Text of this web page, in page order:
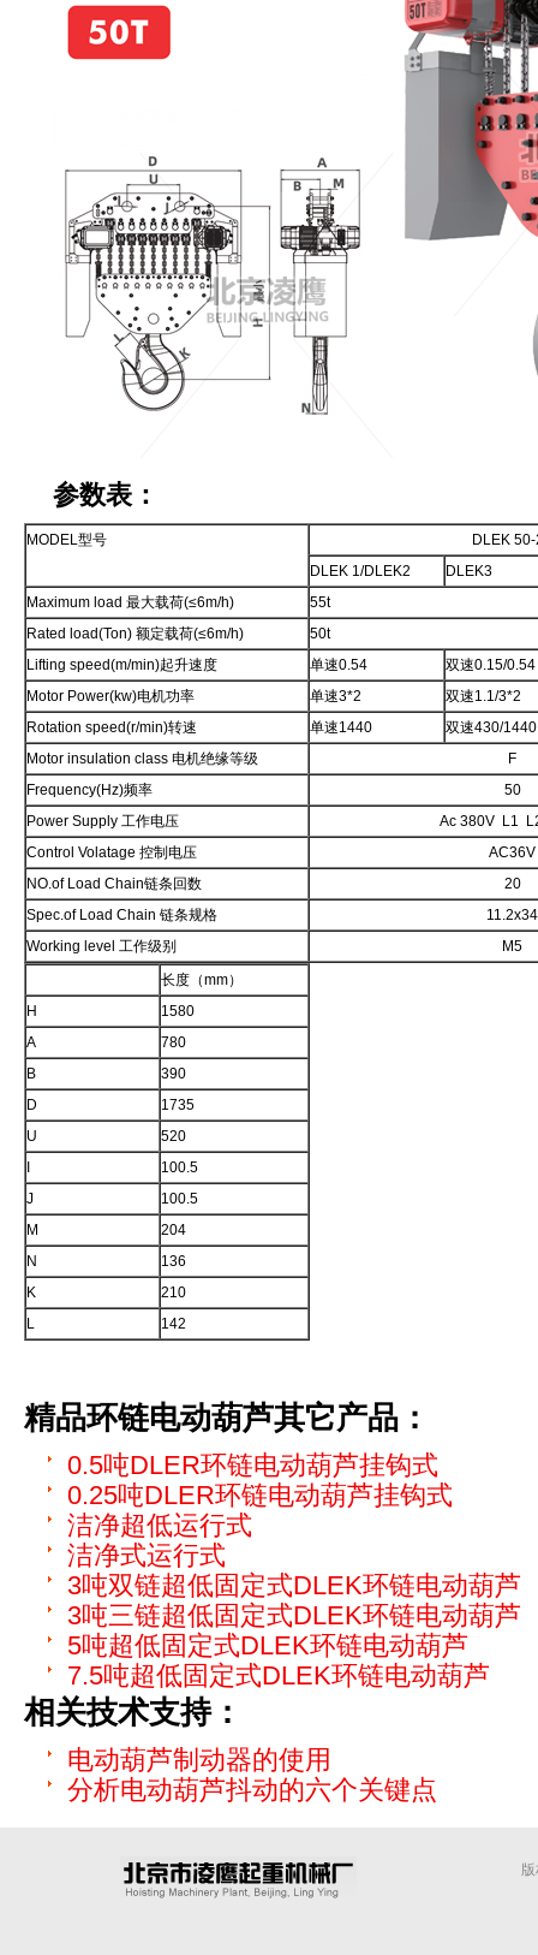
参数表：
MODEL型号
DLEK
DLEK 1/DLEK2
DLEK3
Maximum load 最大载荷(≤6m/h)
55t
Rated load(Ton) 额定载荷(≤6m/h)
50t
Lifting speed(m/min)起升速度
单速0.54
双速0.15/0.54
Motor Power(kw)电机功率
单速3*2
双速1.1/3*2
Rotation speed(r/min)转速
单速1440
双速430/1440
Motor insulation class 电机绝缘等级
F
Frequency(Hz)频率
50
Power Supply 工作电压
Ac 380V L1
Control Volatage 控制电压
AC36V
NO.of Load Chain链条回数
20
Spec.of Load Chain 链条规格
11.2x34
Working level 工作级别
M5
长度（mm）
H
1580
A
780
B
390
D
1735
U
520
100.5
J
100.5
M
204
N
136
K
210
L
142
精品环链电动葫芦其它产品：
0.5吨DLER环链电动葫芦挂钩式
0.25吨DLER环链电动葫芦挂钩式
洁净超低运行式
洁净式运行式
3吨双链超低固定式DLEK环链电动葫芦
3吨三链超低固定式DLEK环链电动葫芦
5吨超低固定式DLEK环链电动葫芦
7.5吨超低固定式DLEK环链电动葫芦
相关技术支持：
电动葫芦制动器的使用
分析电动葫芦抖动的六个关键点